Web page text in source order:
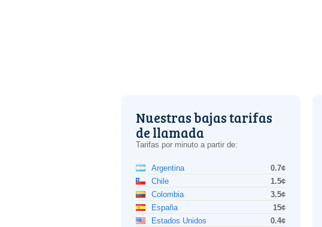
Nuestras bajas tarifas
de llamada
Tarifas por minuto a partir de:
Argentina
0.7¢
Chile
1.5¢
Colombia
3.5¢
España
15¢
Estados Unidos
0.4¢